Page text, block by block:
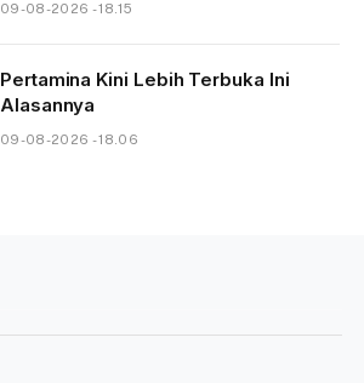
09-08-2026 - 18.15
Pertamina Kini Lebih Terbuka Ini
Alasannya
09-08-2026 - 18.06